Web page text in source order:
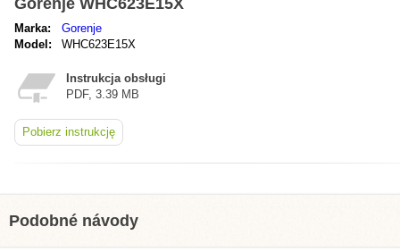
Gorenje WHC623E15X
Marka:
Gorenje
Model:
WHC623E15X
Instrukcja obsługi
PDF, 3.39 MB
Pobierz instrukcję
Podobné návody